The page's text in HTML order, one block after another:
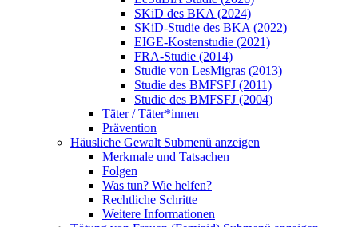
SKiD des BKA (2024)
SKiD-Studie des BKA (2022)
EIGE-Kostenstudie (2021)
FRA-Studie (2014)
Studie von LesMigras (2013)
Studie des BMFSFJ (2011)
Studie des BMFSFJ (2004)
Täter / Täter*innen
Prävention
Häusliche Gewalt Submenü anzeigen
Merkmale und Tatsachen
Folgen
Was tun? Wie helfen?
Rechtliche Schritte
Weitere Informationen